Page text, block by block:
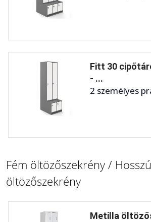
Fitt 30
- ...
2 személyes
Fém öltözőszekrény /
öltözőszekrény
Metilla